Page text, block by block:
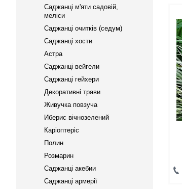
Саджанці м'яти садовій,
меліси
Саджанці очитків (седум)
Саджанці хости
Астра
Саджанці вейгели
Саджанці гейхери
Декоративні трави
Живучка повзуча
Иберис вічнозелений
Каріоптеріс
Полин
Розмарин
Саджанці акебии
Саджанці армерії